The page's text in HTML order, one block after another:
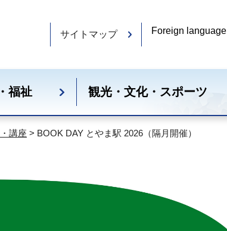
サイトマップ Foreign language
福祉 観光・文化・スポーツ
講座 > BOOK DAY とやま駅 2026（隔月開催）